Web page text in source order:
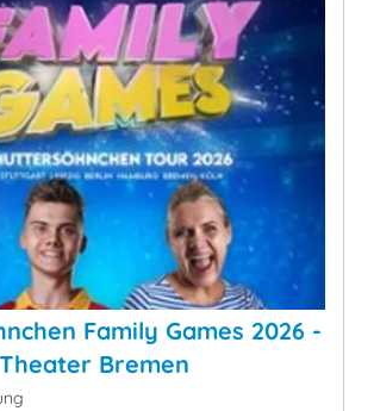
Family Games 2026 -
Bremen